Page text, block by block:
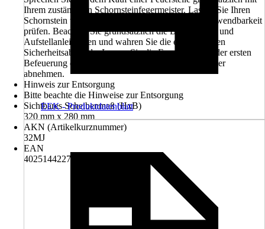
Ihrem zuständigen Schornsteinfegermeister. Lassen Sie Ihren
Schornstein vor dem Einbau der Feuerstelle auf Verwendbarkeit
prüfen. Beachten Sie grundsätzlich die Bedienungs- und
Aufstellanleitungen und wahren Sie die erforderlichen
Sicherheitsabstände. Lassen Sie die Feuerstelle vor der ersten
Befeuerung durch den Bezirksschornsteinfegermeister
abnehmen.
Hinweis zur Entsorgung
Bitte beachte die Hinweise zur Entsorgung
Sichtbares Scheibenmaß (HxB)
320 mm x 280 mm
AKN (Artikelkurznummer)
32MJ
EAN
4025144227065
EEK - Produktdatenblatt